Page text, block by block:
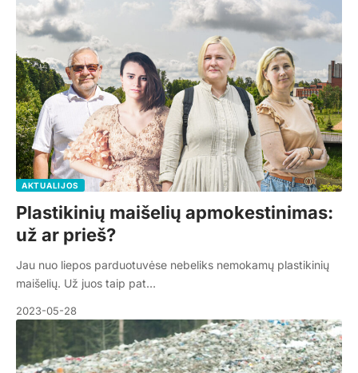
AKTUALIJOS
Plastikinių maišelių apmokestinimas:
už ar prieš?
Jau nuo liepos parduotuvėse nebeliks nemokamų plastikinių
maišelių. Už juos taip pat…
2023-05-28